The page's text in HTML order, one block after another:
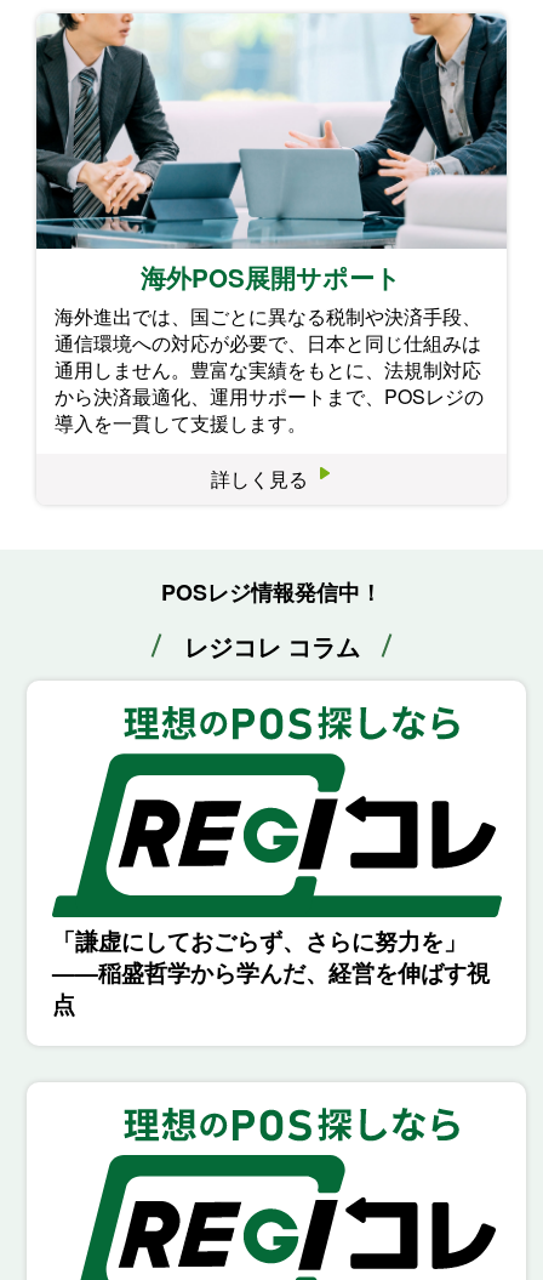
海外POS展開サポート
海外進出では、国ごとに異なる税制や決済手段、
通信環境への対応が必要で、日本と同じ仕組みは
通用しません。豊富な実績をもとに、法規制対応
から決済最適化、運用サポートまで、POSレジの
導入を一貫して支援します。
詳しく見る
POSレジ情報発信中！
レジコレ コラム
「謙虚にしておごらず、さらに努力を」
——稲盛哲学から学んだ、経営を伸ばす視
点